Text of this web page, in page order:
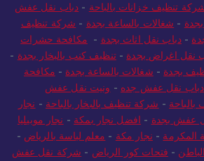
تنظيف خزانات بالباحة - دباب نقل عفش
- شغالات بالساعة بجدة - شركة تنظيف
- دباب نقل اثاث بجدة - مكافحة حشرات
نقل اغراض بجدة -تنظيف كنب بالبخار بجدة -
بجدة - شغالات بالساعة بجدة - مكافحة
دباب نقل عفش جده - ونيت نقل عفش
- شركة تنظيف بالبخار بالباحة - نجار
عفش بجدة - افضل نجار بمكة - نجار موبيليا
المكرمة - نجار مكة - معلم لياسة بالرياض -
- فتحات كور الرياض - شركة نقل عفش